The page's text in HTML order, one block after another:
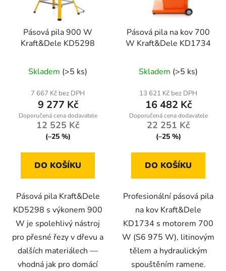
Pásová pila 900 W
Kraft&Dele KD5298
Skladem (>5 ks)
7 667 Kč bez DPH
9 277 Kč
12 525 Kč
(–25 %)
DO KOŠÍKU
Pásová pila Kraft&Dele
KD5298 s výkonem 900
W je spolehlivý nástroj
pro přesné řezy v dřevu a
dalších materiálech —
vhodná jak pro domácí
Pásová pila na kov 700
W Kraft&Dele KD1734
Skladem (>5 ks)
13 621 Kč bez DPH
16 482 Kč
22 251 Kč
(–25 %)
DO KOŠÍKU
Profesionální pásová pila
na kov Kraft&Dele
KD1734 s motorem 700
W (S6 975 W), litinovým
tělem a hydraulickým
spouštěním ramene.